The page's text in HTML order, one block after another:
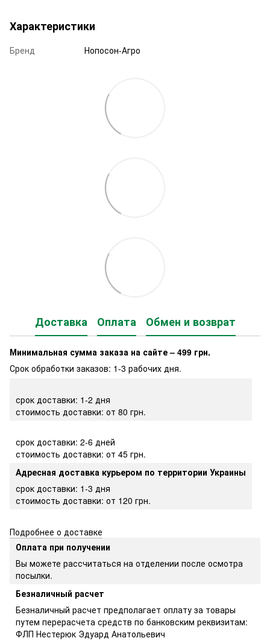
Характеристики
Бренд Нопосон-Агро
Доставка Оплата Обмен и возврат
Минимальная сумма заказа на сайте – 499 грн.
Срок обработки заказов: 1-3 рабочих дня.
срок доставки: 1-2 дня
стоимость доставки: от 80 грн.
срок доставки: 2-6 дней
стоимость доставки: от 45 грн.
Адресная доставка курьером по территории Украины
срок доставки: 1-3 дня
стоимость доставки: от 120 грн.
Подробнее о доставке
Оплата при получении
Вы можете рассчитаться на отделении после осмотра
посылки.
Безналичный расчет
Безналичный расчет предполагает оплату за товары
путем перерасчета средств по банковским реквизитам:
ФЛП Нестерюк Эдуард Анатольевич